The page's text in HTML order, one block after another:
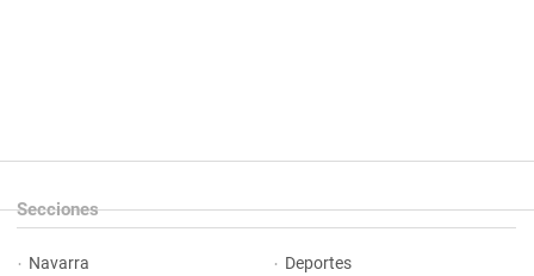
Secciones
Navarra Deportes